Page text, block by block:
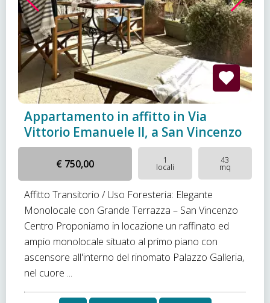
Appartamento in affitto in Via
Vittorio Emanuele II, a San Vincenzo
€ 750,00 1
locali
43
mq
Affitto Transitorio / Uso Foresteria: Elegante
Monolocale con Grande Terrazza – San Vincenzo
Centro Proponiamo in locazione un raffinato ed
ampio monolocale situato al primo piano con
ascensore all'interno del rinomato Palazzo Galleria,
nel cuore ...